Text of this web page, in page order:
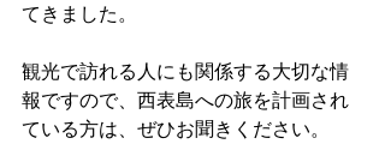
てきました。
観光で訪れる人にも関係する大切な情
報ですので、西表島への旅を計画され
ている方は、ぜひお聞きください。